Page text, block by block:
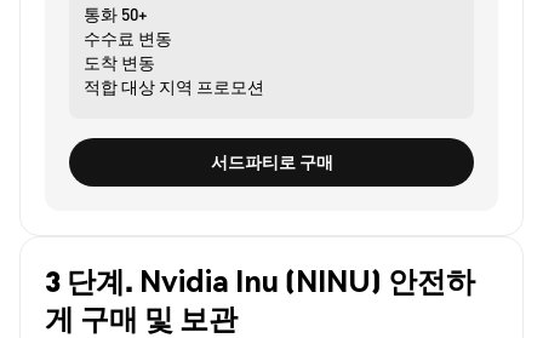
통화 50+
수수료 변동
도착 변동
적합 대상 지역 프로모션
서드파티로 구매
3 단계. Nvidia Inu (NINU) 안전하
게 구매 및 보관